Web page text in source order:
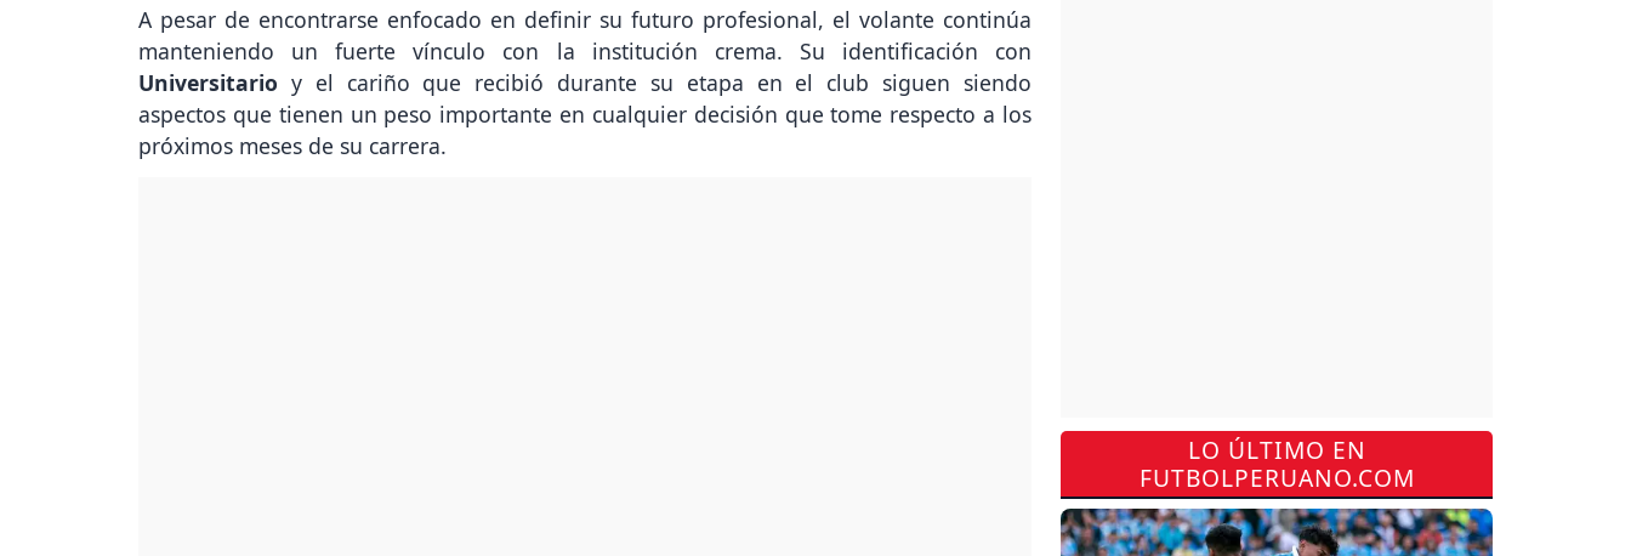
A pesar de encontrarse enfocado en definir su futuro profesional, el volante continúa
manteniendo un fuerte vínculo con la institución crema. Su identificación con
Universitario y el cariño que recibió durante su etapa en el club siguen siendo
aspectos que tienen un peso importante en cualquier decisión que tome respecto a los
próximos meses de su carrera.
LO ÚLTIMO EN
FUTBOLPERUANO.COM